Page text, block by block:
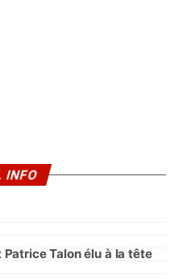
INFO
Talon élu à la tête